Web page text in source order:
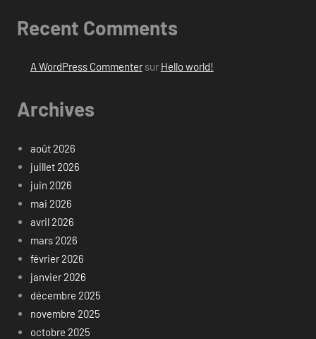
Recent Comments
A WordPress Commentersur Hello world!
Archives
août 2026
juillet 2026
juin 2026
mai 2026
avril 2026
mars 2026
février 2026
janvier 2026
décembre 2025
novembre 2025
octobre 2025